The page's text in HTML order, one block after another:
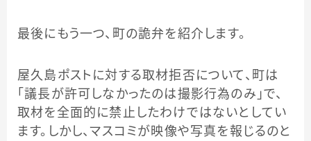
最後にもう一つ、町の詭弁を紹介します。
屋久島ポストに対する取材拒否について、町は
「議長が許可しなかったのは撮影行為のみ」で、
取材を全面的に禁止したわけではないとしてい
ます。しかし、マスコミが映像や写真を報じるのと